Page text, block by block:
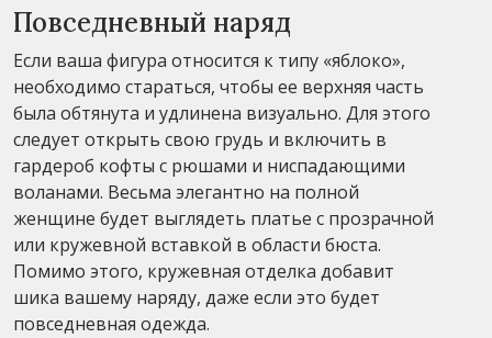
Повседневный наряд
Если ваша фигура относится к типу «яблоко»,
необходимо стараться, чтобы ее верхняя часть
была обтянута и удлинена визуально. Для этого
следует открыть свою грудь и включить в
гардероб кофты с рюшами и ниспадающими
воланами. Весьма элегантно на полной
женщине будет выглядеть платье с прозрачной
или кружевной вставкой в области бюста.
Помимо этого, кружевная отделка добавит
шика вашему наряду, даже если это будет
повседневная одежда.